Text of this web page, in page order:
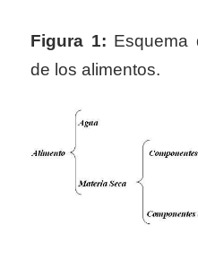
Figura 1: Esquema
de los alimentos.